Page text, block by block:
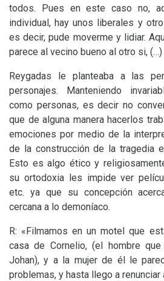
todos. Pues en este caso no,
individual, hay unos liberales y
es decir, pude moverme y lidiar.
parece al vecino bueno al otro si, (…)
Reygadas le planteaba a las
personajes. Manteniendo
como personas, es decir no
que de alguna manera hacerlos
emociones por medio de la
de la construcción de la tragedia
Esto es algo ético y
su ortodoxia les impide ver
etc. ya que su concepción
cercana a lo demoníaco.
R: «Filmamos en un motel que
casa de Cornelio, (el hombre
Johan), y a la mujer de él le
problemas, y hasta llego a